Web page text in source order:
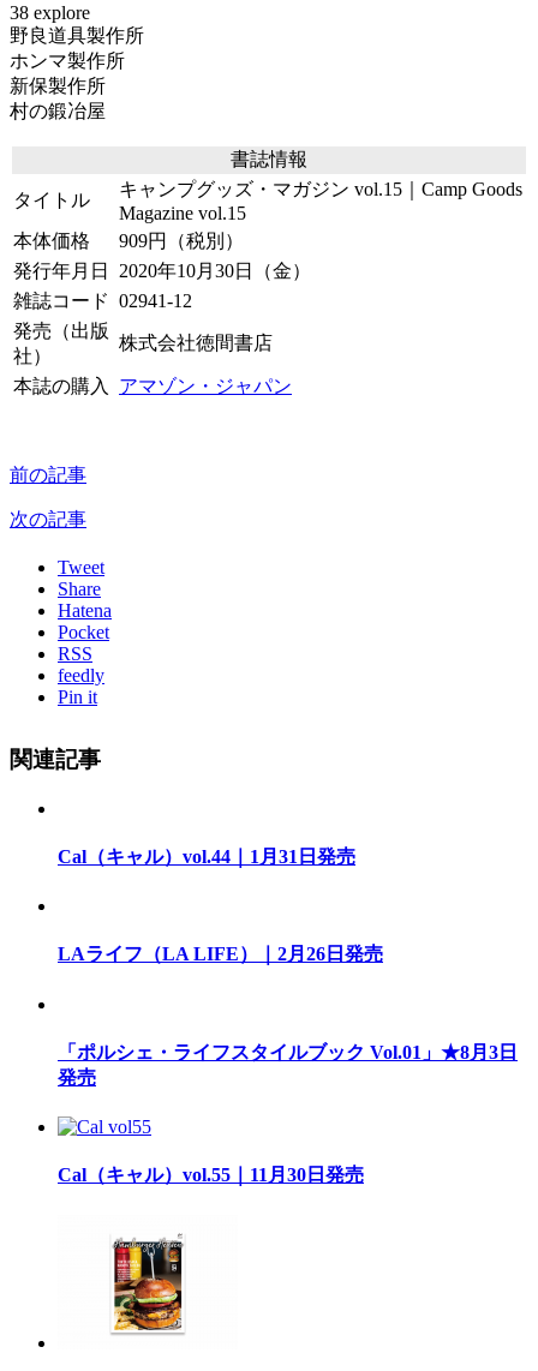
38 explore
野良道具製作所
ホンマ製作所
新保製作所
村の鍛冶屋
書誌情報
タイトル
キャンプグッズ・マガジン vol.15｜Camp Goods
Magazine vol.15
本体価格
909円（税別）
発行年月日
2020年10月30日（金）
雑誌コード 02941-12
発売（出版
社）
株式会社徳間書店
本誌の購入 アマゾン・ジャパン
前の記事
次の記事
Tweet
Share
Hatena
Pocket
RSS
feedly
Pin it
関連記事
Cal（キャル）vol.44｜1月31日発売
LAライフ（LA LIFE）｜2月26日発売
「ポルシェ・ライフスタイルブック Vol.01」★8月3日
発売
Cal（キャル）vol.55｜11月30日発売